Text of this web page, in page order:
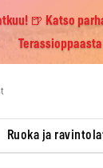
🍺 Katso
Ruoka ja